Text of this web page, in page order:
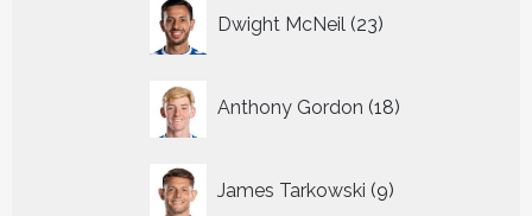
Dwight McNeil 23
producten
Anthony Gordon 18
producten
James Tarkowski 9
producten